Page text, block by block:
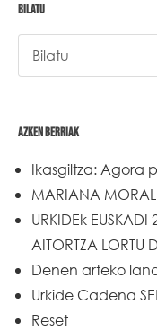
BILATU
AZKEN BERRIAK
Ikasgiltza: Agora
MARIANA
URKIDEk
AITORTZA LORTU
Denen arteko
Urkide Cadena
Reset